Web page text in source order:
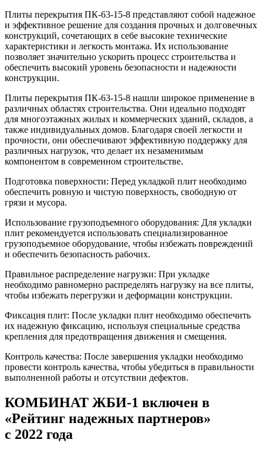
Плиты перекрытия ПК-63-15-8 представляют собой надежное
и эффективное решение для создания прочных и долговечных
конструкций, сочетающих в себе высокие технические
характеристики и легкость монтажа. Их использование
позволяет значительно ускорить процесс строительства и
обеспечить высокий уровень безопасности и надежности
конструкции.
Плиты перекрытия ПК-63-15-8 нашли широкое применение в
различных областях строительства. Они идеально подходят
для многоэтажных жилых и коммерческих зданий, складов, а
также индивидуальных домов. Благодаря своей легкости и
прочности, они обеспечивают эффективную поддержку для
различных нагрузок, что делает их незаменимым
компонентом в современном строительстве.
Подготовка поверхности: Перед укладкой плит необходимо
обеспечить ровную и чистую поверхность, свободную от
грязи и мусора.
Использование грузоподъемного оборудования: Для укладки
плит рекомендуется использовать специализированное
грузоподъемное оборудование, чтобы избежать повреждений
и обеспечить безопасность рабочих.
Правильное распределение нагрузки: При укладке
необходимо равномерно распределять нагрузку на все плиты,
чтобы избежать перегрузки и деформации конструкции.
Фиксация плит: После укладки плит необходимо обеспечить
их надежную фиксацию, используя специальные средства
крепления для предотвращения движения и смещения.
Контроль качества: После завершения укладки необходимо
провести контроль качества, чтобы убедиться в правильности
выполненной работы и отсутствии дефектов.
КОМБИНАТ ЖБИ-1 включен в
«Рейтинг надежных партнеров»
с 2022 года